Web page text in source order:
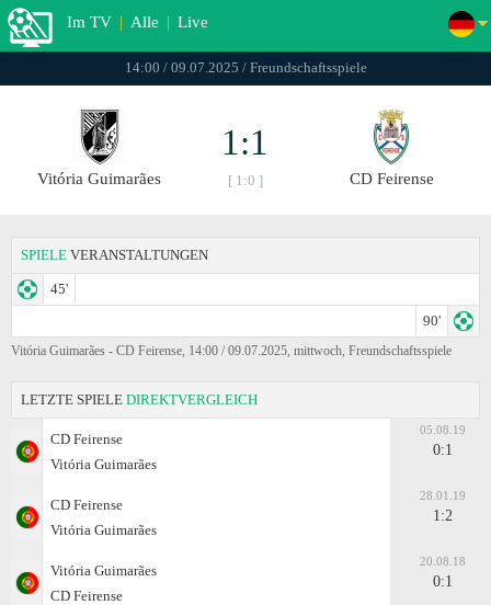
Im TV | Alle | Live
14:00 / 09.07.2025 / Freundschaftsspiele
Vitória Guimarães
1:1
[ 1:0 ] CD Feirense
SPIELE VERANSTALTUNGEN
45'
90'
Vitória Guimarães - CD Feirense, 14:00 / 09.07.2025, mittwoch, Freundschaftsspiele
LETZTE SPIELE DIREKTVERGLEICH
CD Feirense
Vitória Guimarães
05.08.19
0:1
CD Feirense
Vitória Guimarães
28.01.19
1:2
Vitória Guimarães
CD Feirense
20.08.18
0:1